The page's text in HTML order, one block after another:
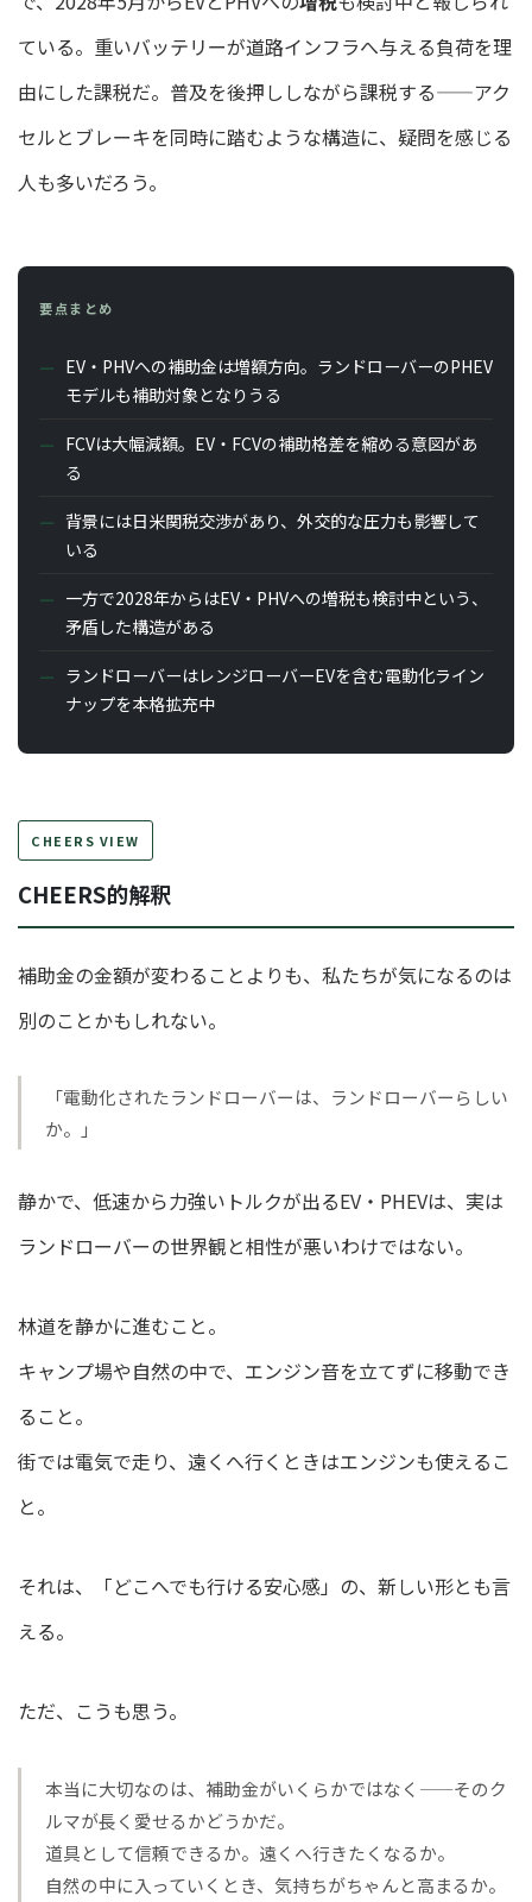
ている。重いバッテリーが道路インフラへ与える負荷を理
由にした課税だ。普及を後押ししながら課税する——アク
セルとブレーキを同時に踏むような構造に、疑問を感じる
人も多いだろう。
要点まとめ
EV・PHVへの補助金は増額方向。ランドローバーのPHEV
モデルも補助対象となりうる
FCVは大幅減額。EV・FCVの補助格差を縮める意図があ
る
背景には日米関税交渉があり、外交的な圧力も影響して
いる
一方で2028年からはEV・PHVへの増税も検討中という、
矛盾した構造がある
ランドローバーはレンジローバーEVを含む電動化ライン
ナップを本格拡充中
CHEERS VIEW
CHEERS的解釈
補助金の金額が変わることよりも、私たちが気になるのは
別のことかもしれない。
「電動化されたランドローバーは、ランドローバーらしい
か。」
静かで、低速から力強いトルクが出るEV・PHEVは、実は
ランドローバーの世界観と相性が悪いわけではない。
林道を静かに進むこと。
キャンプ場や自然の中で、エンジン音を立てずに移動でき
ること。
街では電気で走り、遠くへ行くときはエンジンも使えるこ
と。
それは、「どこへでも行ける安心感」の、新しい形とも言
える。
ただ、こうも思う。
本当に大切なのは、補助金がいくらかではなく——そのク
ルマが長く愛せるかどうかだ。
道具として信頼できるか。遠くへ行きたくなるか。
自然の中に入っていくとき、気持ちがちゃんと高まるか。